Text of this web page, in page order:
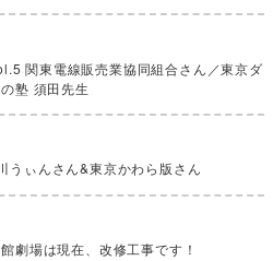
関東電線販売業協同組合さん／東京ダ
塾 須田先生
ぃんさん&東京かわら版さん
劇場は現在、改修工事です！